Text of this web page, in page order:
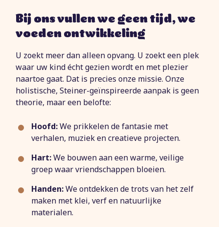
Bij ons vullen we geen tijd,we
voeden ontwikkeling
U zoekt meer dan alleen opvang. U zoekt een plek
waar uw kind écht gezien wordt en met plezier
naartoe gaat. Dat is precies onze missie. Onze
holistische, Steiner-geïnspireerde aanpak is geen
theorie, maar een belofte:
Hoofd:We prikkelen de fantasie met
verhalen, muziek en creatieve projecten.
Hart:We bouwen aan een warme, veilige
groep waar vriendschappen bloeien.
Handen:We ontdekken de trots van het zelf
maken met klei, verf en natuurlijke
materialen.